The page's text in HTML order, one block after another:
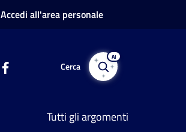
Accedi all'area personale
Cerca
AI
Tutti gli argomenti